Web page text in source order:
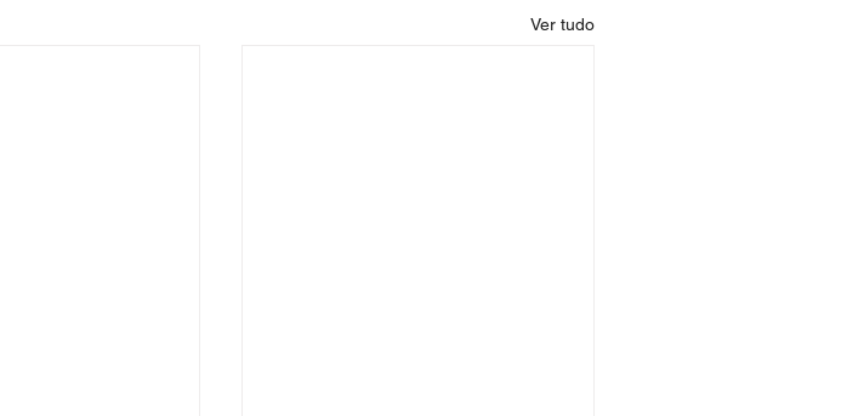
Ver tudo